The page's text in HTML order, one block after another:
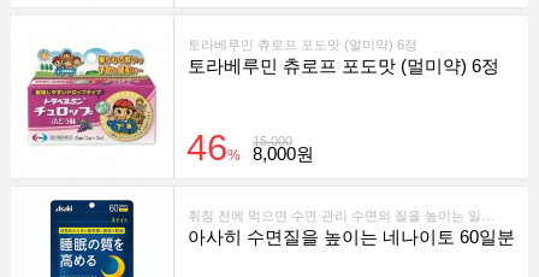
토라베루민 츄로프 포도맛 (멀미약) 6정
토라베루민 츄로프 포도맛 (멀미약) 6정
15,000
46% 8,000원
아사히 수면질을 높이는 네나이토 60일분